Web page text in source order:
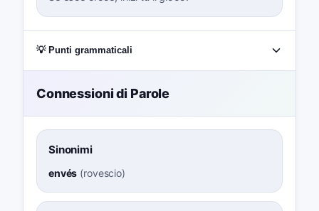
💡 Punti grammaticali
Connessioni di Parole
Sinonimi
envés (rovescio)